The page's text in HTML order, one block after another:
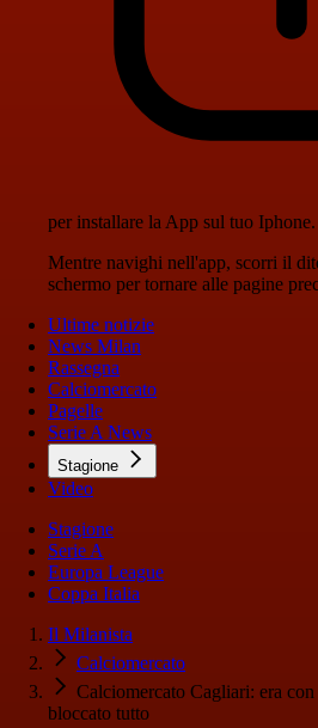
per installare la App sul tuo Iphone.
Mentre navighi nell'app, scorri il
schermo per tornare alle pagine
Ultime notizie
News Milan
Rassegna
Calciomercato
Pagelle
Serie A News
Stagione
Video
Stagione
Serie A
Europa League
Coppa Italia
Il Milanista
Calciomercato
Calciomercato Cagliari: era
bloccato tutto